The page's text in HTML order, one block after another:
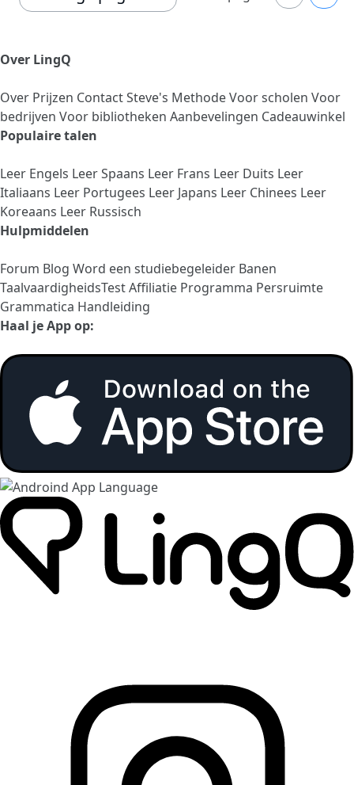
Over LingQ
Over Prijzen ContactSteve's MethodeVoor scholen Voor
bedrijven Voor bibliotheken Aanbevelingen Cadeauwinkel
Populaire talen
Leer Engels Leer Spaans Leer Frans Leer Duits Leer
Italiaans Leer Portugees Leer Japans Leer Chinees Leer
Koreaans Leer Russisch
Hulpmiddelen
Forum Blog Word een studiebegeleider Banen
TaalvaardigheidsTestAffiliatie Programma Persruimte
Grammatica Handleiding
Haal je App op: